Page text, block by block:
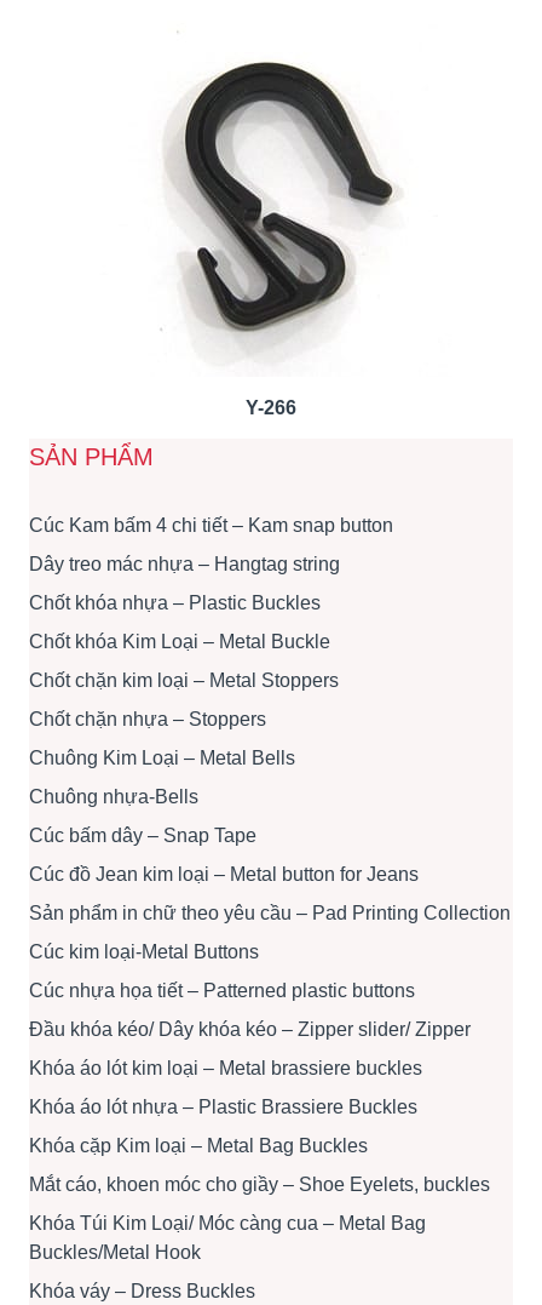
Y-266
SẢN PHẨM
Cúc Kam bấm 4 chi tiết – Kam snap button
Dây treo mác nhựa – Hangtag string
Chốt khóa nhựa – Plastic Buckles
Chốt khóa Kim Loại – Metal Buckle
Chốt chặn kim loại – Metal Stoppers
Chốt chặn nhựa – Stoppers
Chuông Kim Loại – Metal Bells
Chuông nhựa-Bells
Cúc bấm dây – Snap Tape
Cúc đồ Jean kim loại – Metal button for Jeans
Sản phẩm in chữ theo yêu cầu – Pad Printing Collection
Cúc kim loại-Metal Buttons
Cúc nhựa họa tiết – Patterned plastic buttons
Đầu khóa kéo/ Dây khóa kéo – Zipper slider/ Zipper
Khóa áo lót kim loại – Metal brassiere buckles
Khóa áo lót nhựa – Plastic Brassiere Buckles
Khóa cặp Kim loại – Metal Bag Buckles
Mắt cáo, khoen móc cho giầy – Shoe Eyelets, buckles
Khóa Túi Kim Loại/ Móc càng cua – Metal Bag
Buckles/Metal Hook
Khóa váy – Dress Buckles